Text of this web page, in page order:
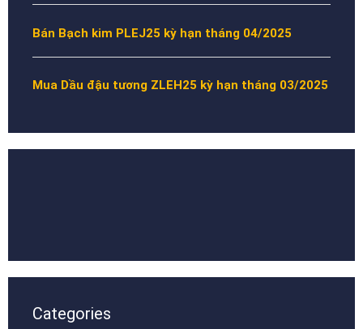
Bán Bạch kim PLEJ25 kỳ hạn tháng 04/2025
Mua Dầu đậu tương ZLEH25 kỳ hạn tháng 03/2025
Categories